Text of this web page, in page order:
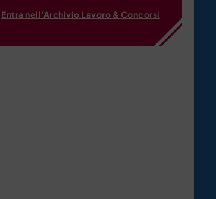
Entra nell'Archivio Lavoro & Concorsi